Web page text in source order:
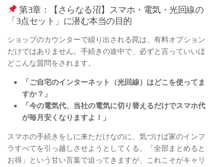
第3章：【さらなる沼】スマホ・電気・光回線の
「3点セット」に潜む本当の目的
ショップのカウンターで繰り出される罠は、有料オプション
だけではありません。手続きの途中で、必ずと言っていいほ
どこんな質問をされます。
「ご自宅のインターネット（光回線）はどこを使ってま
すか？」
「今の電気代、当社の電気に切り替えるだけでスマホ代
が毎月安くなりますよ！」
スマホの手続きをしに来ただけなのに、気づけば家のインフ
ラすべてを引っ越しさせようとしてくる。「全部まとめると
お得」という甘い言葉で迫ってきますが、これこそがキャリ